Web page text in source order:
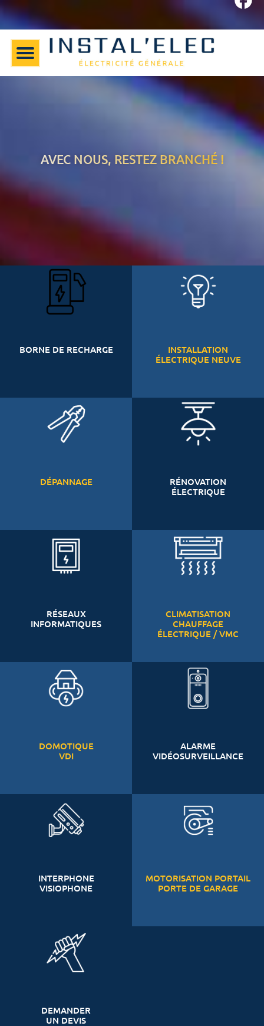
AVEC NOUS, RESTEZ BRANCHÉ !
BORNE DE RECHARGE
INSTALLATION
ÉLECTRIQUE NEUVE
DÉPANNAGE
RÉNOVATION
ÉLECTRIQUE
RÉSEAUX
INFORMATIQUES
CLIMATISATION
CHAUFFAGE
ÉLECTRIQUE / VMC
DOMOTIQUE
VDI
ALARME
VIDÉOSURVEILLANCE
INTERPHONE
VISIOPHONE
MOTORISATION PORTAIL
PORTE DE GARAGE
DEMANDER
UN DEVIS